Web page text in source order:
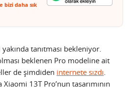
bizi daha sık
tanıtması bekleniyor.
beklenen Pro modeline ait
de şimdiden internete sızdı.
Xiaomi 13T Pro’nun tasarımının